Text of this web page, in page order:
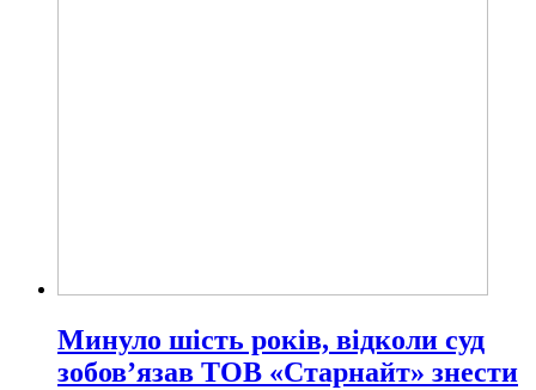
Минуло шість років, відколи суд
зобов’язав ТОВ «Старнайт» знести